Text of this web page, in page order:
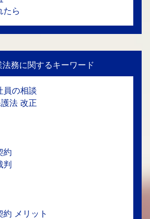
たら
法務に関するキーワード
員の相談
法 改正
約
判
メリット